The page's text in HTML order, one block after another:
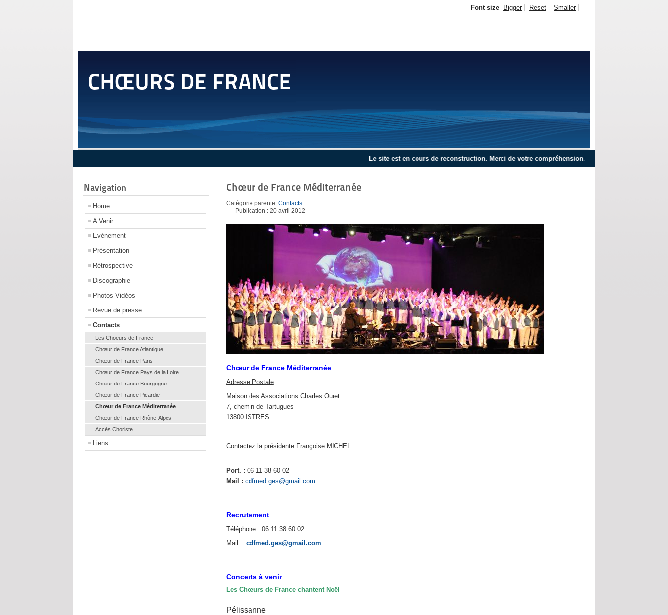
CHŒURS DE FRANCE
Le site est en cours de reconstruction. Merci de votre compréhension.
Font size Bigger Reset Smaller
Navigation
Home
A Venir
Evènement
Présentation
Rétrospective
Discographie
Photos-Vidéos
Revue de presse
Contacts
Les Choeurs de France
Chœur de France Atlantique
Chœur de France Paris
Chœur de France Pays de la Loire
Chœur de France Bourgogne
Chœur de France Picardie
Chœur de France Méditerranée
Chœur de France Rhône-Alpes
Accès Choriste
Liens
Chœur de France Méditerranée
Catégorie parente: Contacts
Publication : 20 avril 2012
Chœur de France Méditerranée
Adresse Postale
Maison des Associations Charles Ouret
7, chemin de Tartugues
13800 ISTRES
Contactez la présidente Françoise MICHEL
Port. : 06 11 38 60 02
Mail : cdfmed.ges@gmail.com
Recrutement
Téléphone : 06 11 38 60 02
Mail : cdfmed.ges@gmail.com
Concerts à venir
Les Chœurs de France chantent Noël
Pélissanne